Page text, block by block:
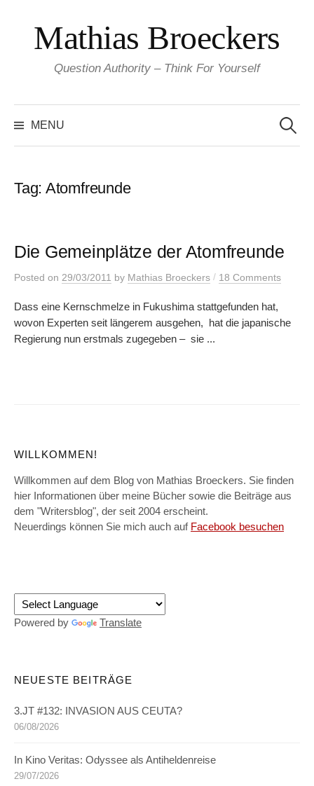
content
Mathias Broeckers
Question Authority – Think For Yourself
MENU
for:
Tag: Atomfreunde
Die Gemeinplätze der Atomfreunde
Posted on 29/03/2011 by Mathias Broeckers / 18 Comments
Dass eine Kernschmelze in Fukushima stattgefunden hat,
wovon Experten seit längerem ausgehen, hat die japanische
Regierung nun erstmals zugegeben – sie ...
WILLKOMMEN!
Willkommen auf dem Blog von Mathias Broeckers. Sie finden
hier Informationen über meine Bücher sowie die Beiträge aus
dem "Writersblog", der seit 2004 erscheint.
Neuerdings können Sie mich auch auf Facebook besuchen
Powered by Translate
NEUESTE BEITRÄGE
3.JT #132: INVASION AUS CEUTA?
06/08/2026
In Kino Veritas: Odyssee als Antiheldenreise
29/07/2026